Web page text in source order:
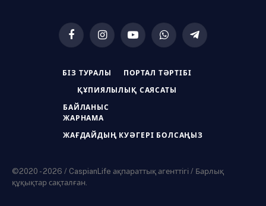
FacebookInstagramYouTubeWhatsAppTelegram
БІЗ ТУРАЛЫ ПОРТАЛ ТӘРТІБІ
ҚҰПИЯЛЫЛЫҚ САЯСАТЫ
БАЙЛАНЫС
ЖАРНАМА
ЖАҒДАЙДЫҢ КУӘГЕРІ БОЛСАҢЫЗ
©2020 - 2026 / CaspianLife ақпараттық агенттігі / Барлық
құқықтар сақталған.